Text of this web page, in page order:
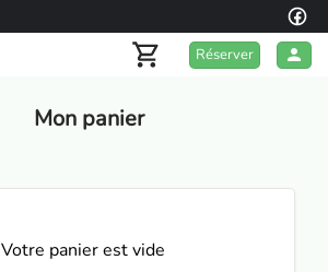
Réserver
Mon panier
Votre panier est vide